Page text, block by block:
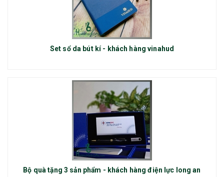
Set sổ da bút kí - khách hàng vinahud
Bộ quà tặng 3 sản phẩm - khách hàng điện lực long an